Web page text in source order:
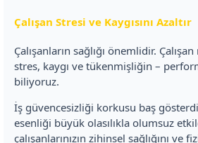
Çalışan Stresi ve Kaygısını Azaltır
Çalışanların sağlığı önemlidir.
stres, kaygı ve tükenmişliğin –
biliyoruz.
İş güvencesizliği korkusu baş
esenliği büyük olasılıkla olumsuz
çalışanlarınızın zihinsel sağlığını ve